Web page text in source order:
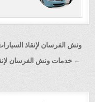
تصفّح
المقالات
ونش الفرسان لإنقاذ السيارات في المقطم